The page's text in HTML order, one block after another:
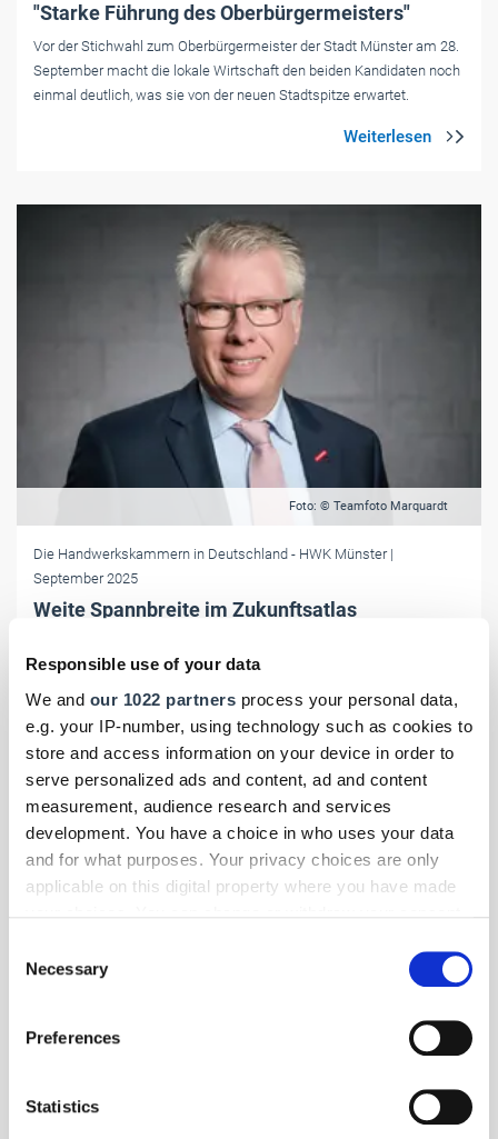
Responsible use of your data
We and our 1022 partners process your personal data,
e.g. your IP-number, using technology such as cookies to
store and access information on your device in order to
serve personalized ads and content, ad and content
measurement, audience research and services
development. You have a choice in who uses your data
and for what purposes. Your privacy choices are only
applicable on this digital property where you have made
the Privacy trigger icon.
Collect information about your geographical location
Identify your device by actively scanning it for
Selection
Necessary
Preferences
Statistics
"Starke Führung des Oberbürgermeisters"
Vor der Stichwahl zum Oberbürgermeister der Stadt Münster am 28.
September macht die lokale Wirtschaft den beiden Kandidaten noch
einmal deutlich, was sie von der neuen Stadtspitze erwartet.
Foto: © Teamfoto Marquardt
Die Handwerkskammern in Deutschland - HWK Münster |
September 2025
Weite Spannbreite im Zukunftsatlas
im Kammerbezirk Münster im bundesweiten Vergleich behaupten.
Für das Handwerk ergeben sich daraus Chancen und
Foto: © Andreas Buck